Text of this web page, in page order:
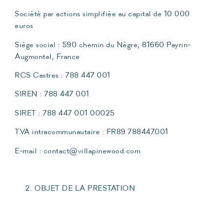
Société par actions simplifiée au capital de 10 000
euros
Siège social : 590 chemin du Nègre, 81660 Payrin-
Augmontel, France
RCS Castres : 788 447 001
SIREN : 788 447 001
SIRET : 788 447 001 00025
TVA intracommunautaire : FR89 788447001
E-mail : contact@villapinewood.com
OBJET DE LA PRESTATION